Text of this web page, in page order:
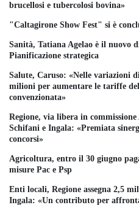
brucellosi e tubercolosi bovina»
"Caltagirone Show Fest" si è
Sanità, Tatiana Agelao è il nuovo
Pianificazione strategica
Salute, Caruso: «Nelle variazioni
milioni per aumentare le tariffe
convenzionata»
Regione, via libera in
Schifani e Ingala: «Premiata
concorsi»
Agricoltura, entro il 30 giugno
misure Pac e Psp
Enti locali, Regione assegna 2,5
Ingala: «Un contributo per